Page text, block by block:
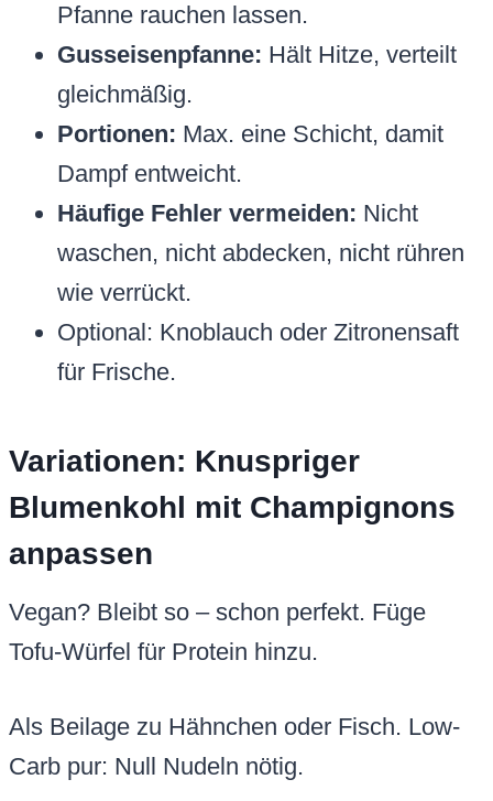
Pfanne rauchen lassen.
Gusseisenpfanne: Hält Hitze, verteilt
gleichmäßig.
Portionen: Max. eine Schicht, damit
Dampf entweicht.
Häufige Fehler vermeiden: Nicht
waschen, nicht abdecken, nicht rühren
wie verrückt.
Optional: Knoblauch oder Zitronensaft
für Frische.
Variationen: Knuspriger
Blumenkohl mit Champignons
anpassen
Vegan? Bleibt so – schon perfekt. Füge
Tofu-Würfel für Protein hinzu.
Als Beilage zu Hähnchen oder Fisch. Low-
Carb pur: Null Nudeln nötig.